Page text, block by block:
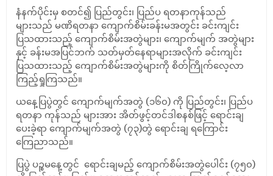
နံနက်ပိုင်းမှ စတင်၍ ပြည်တွင်း၊ ပြည်ပ ရတနာကုန်သည်
များသည် မဏိရတနာ ကျောက်စိမ်းခန်းမအတွင်း ခင်းကျင်း
ပြသထားသည့် ကျောက်စိမ်းအတွဲများ၊ ကျောက်မျက် အတွဲများ
နှင့် ခန်းမအပြင်ဘက် သတ်မှတ်နေရာများအလိုက် ခင်းကျင်း
ပြသထားသည့် ကျောက်စိမ်းအတွဲများကို စိတ်ကြိုက်လေ့လာ
ကြည့်ရှုကြသည်။
ယနေ့ပြပွဲတွင် ကျောက်မျက်အတွဲ (၁၆၀) ကို ပြည်တွင်း၊ ပြည်ပ
ရတနာ ကုန်သည် များအား အိတ်ဖွင့်တင်ဒါစနစ်ဖြင့် ရောင်းချ
ပေးခဲ့ရာ ကျောက်မျက်အတွဲ (၇၃)တွဲ ရောင်းချ ရကြောင်း
ကြေညာသည်။
ပြပွဲ ပဉ္စမနေ့တွင် ရောင်းချမည့် ကျောက်စိမ်းအတွဲပေါင်း (၇၅၀)